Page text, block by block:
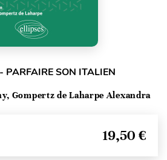
SON ITALIEN
Gompertz de Laharpe Alexandra
19,50 €